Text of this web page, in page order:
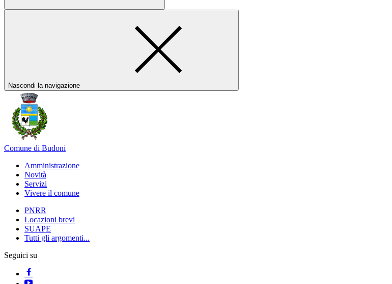
Nascondi la navigazione
Comune di Budoni
Amministrazione
Novità
Servizi
Vivere il comune
PNRR
Locazioni brevi
SUAPE
Tutti gli argomenti...
Seguici su